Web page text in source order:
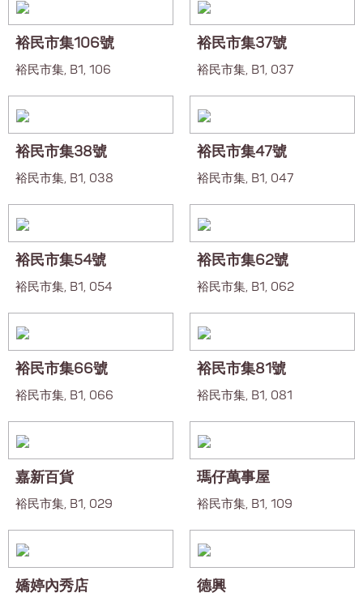
裕民市集106號
裕民市集, B1, 106
裕民市集37號
裕民市集, B1, 037
裕民市集38號
裕民市集, B1, 038
裕民市集47號
裕民市集, B1, 047
裕民市集54號
裕民市集, B1, 054
裕民市集62號
裕民市集, B1, 062
裕民市集66號
裕民市集, B1, 066
裕民市集81號
裕民市集, B1, 081
嘉新百貨
裕民市集, B1, 029
瑪仔萬事屋
裕民市集, B1, 109
嬌婷內秀店 德興